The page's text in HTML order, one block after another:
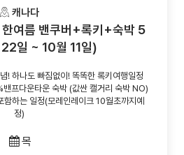
캐나다
여름 밴쿠버+록키+숙박 5
일 ~ 10월 11일)
! 하나도 빠짐없이! 똑똑한 록키여행일정
프다운타운 숙박 (값싼 캘거리 숙박 NO)
하는 일정(모레인레이크 10월초까지예
정)
목